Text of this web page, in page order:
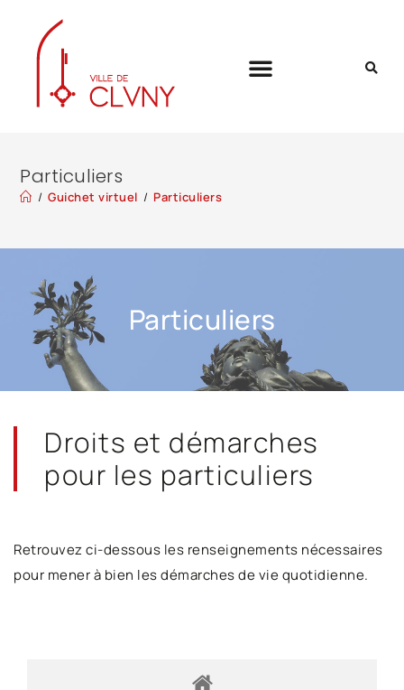
Particuliers
/ Guichet virtuel / Particuliers
Particuliers
Droits et démarches
pour les particuliers
Retrouvez ci-dessous les renseignements nécessaires
pour mener à bien les démarches de vie quotidienne.